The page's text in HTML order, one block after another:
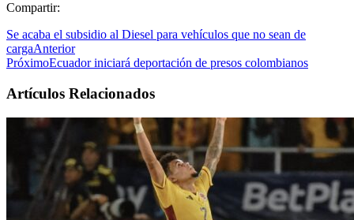
Compartir:
Se acaba el subsidio al Diesel para vehículos que no sean de
cargaAnterior
PróximoEcuador iniciará deportación de presos colombianos
Artículos Relacionados